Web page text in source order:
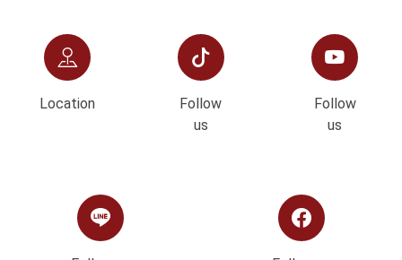
Location
Follow
us
Follow
us